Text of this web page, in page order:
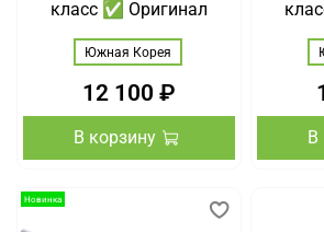
класс ✅ Оригинал
Южная Корея
12 100 ₽
В корзину В
Новинка